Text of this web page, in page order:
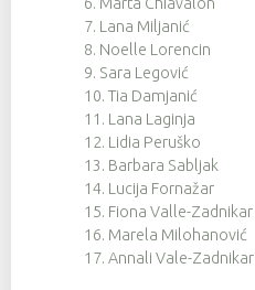
6. Marta Chiavalon
7. Lana Miljanić
8. Noelle Lorencin
9. Sara Legović
10. Tia Damjanić
11. Lana Laginja
12. Lidia Peruško
13. Barbara Sabljak
14. Lucija Fornažar
15. Fiona Valle-Zadnikar
16. Marela Milohanović
17. Annali Vale-Zadnikar